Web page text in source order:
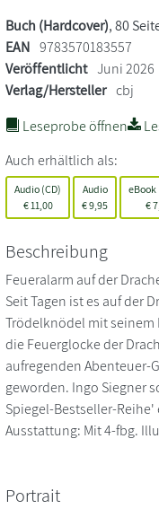
Buch (Hardcover), 80
EAN 9783570183557
Veröffentlicht Juni 2026
Verlag/Hersteller cbj
Leseprobe öffnen
Auch erhältlich als:
Audio (CD)
€11,00
Audio
€9,95
€
Beschreibung
Feueralarm auf der
Seit Tagen ist es auf der
Trödelknödel mit seinem
die Feuerglocke der
aufregenden Abenteuer-
geworden. Ingo Siegner
Spiegel-Bestseller-
Ausstattung: Mit 4-fbg.
Portrait